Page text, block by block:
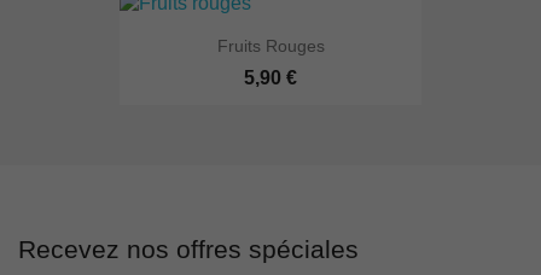
Fruits Rouges
5,90 €
Recevez nos offres spéciales